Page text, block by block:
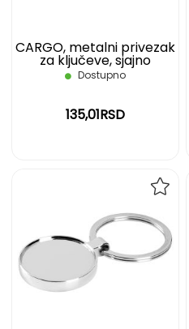
CARGO, metalni privezak
za ključeve, sjajno
metalni
Dostupno
135,01RSD
NA